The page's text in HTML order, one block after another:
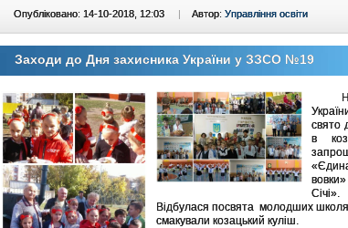
Опубліковано: 14-10-2018, 12:03 | Автор: Управління освіти
Заходи до Дня захисника України у ЗЗСО №19
свято
в
Січі».
Відбулася посвята молодших
смакували козацький куліш.